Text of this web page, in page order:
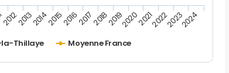
Thillaye Moyenne France
2012201320142015201620172018201920202021202220232024